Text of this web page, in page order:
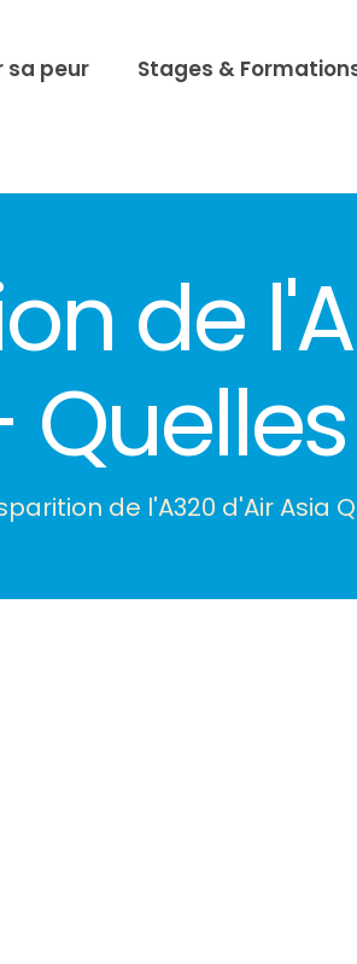
sa peur Stages &
de
de l'A320 d'Air Asia